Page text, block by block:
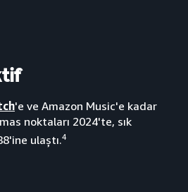
'e ve Amazon Music'e kadar
noktaları 2024'te, sık
ulaştı.4